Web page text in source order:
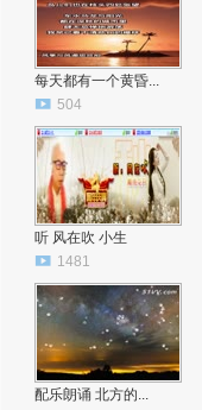
每天都有一个黄昏...
504
听 风在吹 小生
1481
配乐朗诵 北方的...